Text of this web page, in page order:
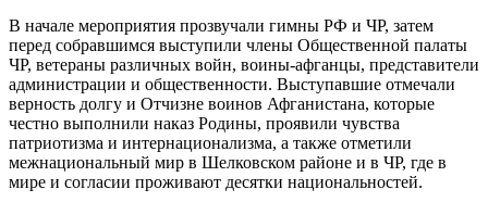
В начале мероприятия прозвучали гимны РФ и ЧР, затем
перед собравшимся выступили члены Общественной палаты
ЧР, ветераны различных войн, воины-афганцы, представители
администрации и общественности. Выступавшие отмечали
верность долгу и Отчизне воинов Афганистана, которые
честно выполнили наказ Родины, проявили чувства
патриотизма и интернационализма, а также отметили
межнациональный мир в Шелковском районе и в ЧР, где в
мире и согласии проживают десятки национальностей.